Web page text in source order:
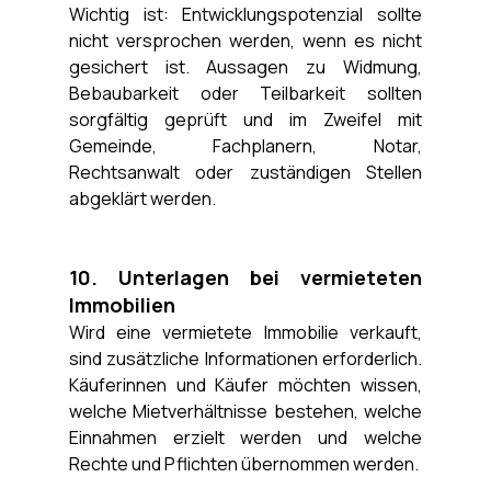
Wichtig ist: Entwicklungspotenzial sollte
nicht versprochen werden, wenn es nicht
gesichert ist. Aussagen zu Widmung,
Bebaubarkeit oder Teilbarkeit sollten
sorgfältig geprüft und im Zweifel mit
Gemeinde, Fachplanern, Notar,
Rechtsanwalt oder zuständigen Stellen
abgeklärt werden.
10. Unterlagen bei vermieteten
Immobilien
Wird eine vermietete Immobilie verkauft,
sind zusätzliche Informationen erforderlich.
Käuferinnen und Käufer möchten wissen,
welche Mietverhältnisse bestehen, welche
Einnahmen erzielt werden und welche
Rechte und Pflichten übernommen werden.